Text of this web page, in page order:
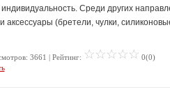
Среди других
аксессуары (бретели, чулки,
3661 | Рейтинг:
0(0)